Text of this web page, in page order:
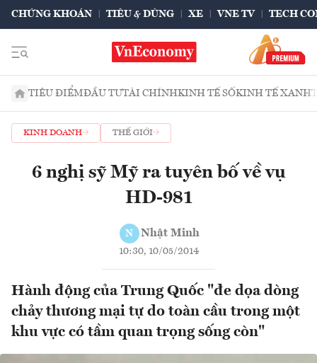
CHỨNG KHOÁN TIÊU & DÙNG XE VNE TV TECH
TIÊU ĐIỂMĐẦU TƯTÀI CHÍNHKINH TẾ SỐKINH TẾ XANH
KINH DOANH THẾ GIỚI
6 nghị sỹ Mỹ ra tuyên bố về vụ
HD-981
N Nhật Minh
10:30, 10/05/2014
Hành động của Trung Quốc "đe dọa dòng
chảy thương mại tự do toàn cầu trong một
khu vực có tầm quan trọng sống còn"